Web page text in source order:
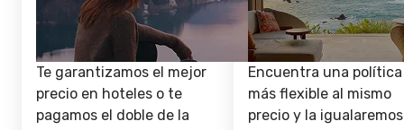
Te garantizamos el mejor
precio en hoteles o te
pagamos el doble de la
Encuentra una política
más flexible al mismo
precio y la